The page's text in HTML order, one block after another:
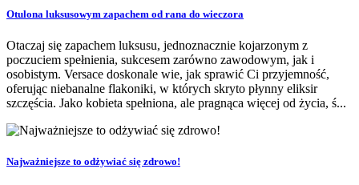
Otulona luksusowym zapachem od rana do wieczora
Otaczaj się zapachem luksusu, jednoznacznie kojarzonym z
poczuciem spełnienia, sukcesem zarówno zawodowym, jak i
osobistym. Versace doskonale wie, jak sprawić Ci przyjemność,
oferując niebanalne flakoniki, w których skryto płynny eliksir
szczęścia. Jako kobieta spełniona, ale pragnąca więcej od życia, ś...
Najważniejsze to odżywiać się zdrowo!